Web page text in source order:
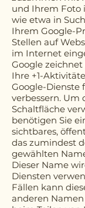
und Ihrem Foto
wie etwa in
Ihrem Google-
Stellen auf
im Internet
Google
Ihre +1-
Google-Dienste
verbessern. Um
Schaltfläche
benötigen Sie
sichtbares,
das zumindest
gewählten
Dieser Name
Diensten
Fällen kann
anderen